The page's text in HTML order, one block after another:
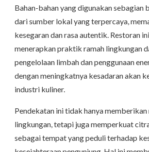
Bahan-bahan yang digunakan sebagian
dari sumber lokal yang terpercaya,
kesegaran dan rasa autentik. Restoran
menerapkan praktik ramah lingkungan
pengelolaan limbah dan penggunaan
dengan meningkatnya kesadaran akan
industri kuliner.
Pendekatan ini tidak hanya
lingkungan, tetapi juga memperkuat
sebagai tempat yang peduli terhadap